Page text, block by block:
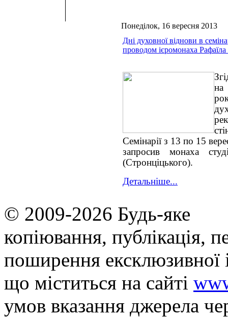
Понеділок, 16 вересня 2013
Дні духовної віднови в
проводом ієромонаха
на
Семінарії з 13 по 15
запросив монаха
(Стронціцького).
Детальніше...
© 2009-2026 Будь-яке
копiювання, публiкацiя,
поширення
що мiститься на сайті
умов вказання джерела